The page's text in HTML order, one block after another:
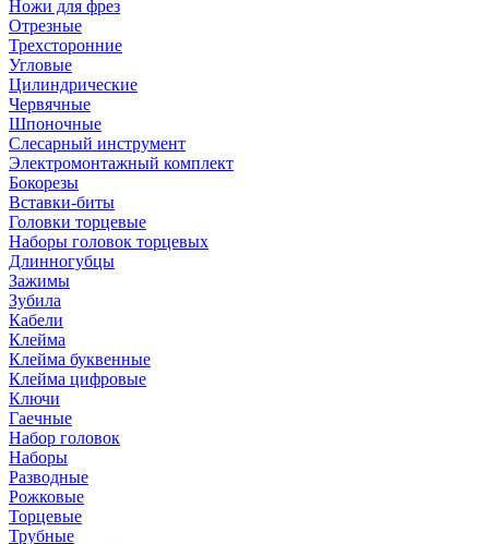
Ножи для фрез
Отрезные
Трехсторонние
Угловые
Цилиндрические
Червячные
Шпоночные
Слесарный инструмент
Электромонтажный комплект
Бокорезы
Вставки-биты
Головки торцевые
Наборы головок торцевых
Длинногубцы
Зажимы
Зубила
Кабели
Клейма
Клейма буквенные
Клейма цифровые
Ключи
Гаечные
Набор головок
Наборы
Разводные
Рожковые
Торцевые
Трубные